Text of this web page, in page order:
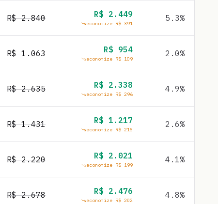
R$2.840 R$ 2.449
economize R$ 391
5.3%
R$1.063 R$ 954
economize R$ 109
2.0%
R$2.635 R$ 2.338
economize R$ 296
4.9%
R$1.431 R$ 1.217
economize R$ 215
2.6%
R$2.220 R$ 2.021
economize R$ 199
4.1%
R$2.678 R$ 2.476
economize R$ 202
4.8%